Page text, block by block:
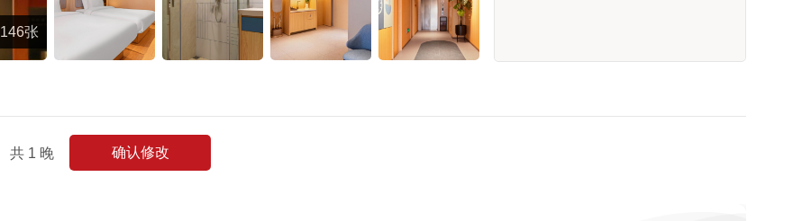
146张
共 1 晚 确认修改